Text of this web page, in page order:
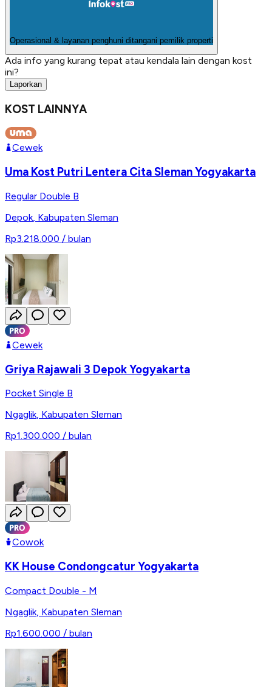
Operasional & layanan penghuni ditangani pemilik properti
Ada info yang kurang tepat atau kendala lain dengan kost
ini?
Laporkan
KOST LAINNYA
Cewek
Uma Kost Putri Lentera Cita Sleman Yogyakarta
Regular Double B
Depok, Kabupaten Sleman
Rp3.218.000 / bulan
Cewek
Griya Rajawali 3 Depok Yogyakarta
Pocket Single B
Ngaglik, Kabupaten Sleman
Rp1.300.000 / bulan
Cowok
KK House Condongcatur Yogyakarta
Compact Double - M
Ngaglik Kabupaten Sleman
Rp1.600.000 / bulan